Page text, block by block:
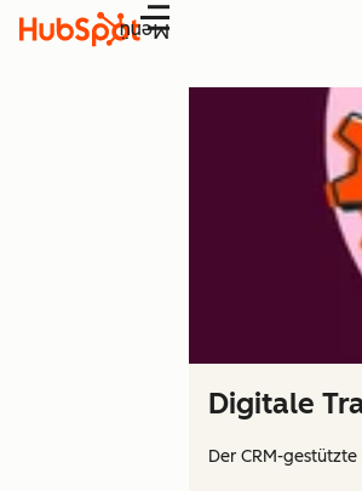
Menü
Digitale
Der CRM-